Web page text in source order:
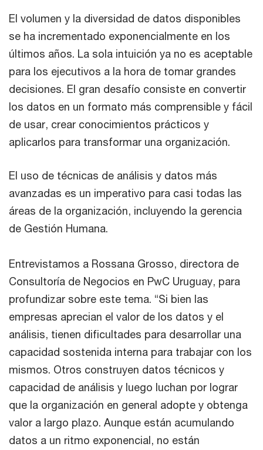
El volumen y la diversidad de datos disponibles
se ha incrementado exponencialmente en los
últimos años. La sola intuición ya no es aceptable
para los ejecutivos a la hora de tomar grandes
decisiones. El gran desafío consiste en convertir
los datos en un formato más comprensible y fácil
de usar, crear conocimientos prácticos y
aplicarlos para transformar una organización.
El uso de técnicas de análisis y datos más
avanzadas es un imperativo para casi todas las
áreas de la organización, incluyendo la gerencia
de Gestión Humana.
Entrevistamos a Rossana Grosso, directora de
Consultoría de Negocios en PwC Uruguay, para
profundizar sobre este tema. “Si bien las
empresas aprecian el valor de los datos y el
análisis, tienen dificultades para desarrollar una
capacidad sostenida interna para trabajar con los
mismos. Otros construyen datos técnicos y
capacidad de análisis y luego luchan por lograr
que la organización en general adopte y obtenga
valor a largo plazo. Aunque están acumulando
datos a un ritmo exponencial, no están